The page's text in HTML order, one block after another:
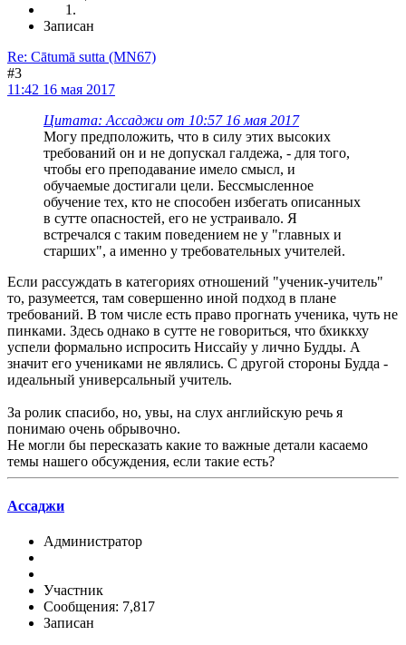
Записан
Re: Cātumā sutta (MN67)
#3
11:42 16 мая 2017
Цитата: Ассаджи от 10:57 16 мая 2017
Могу предположить, что в силу этих высоких
требований он и не допускал галдежа, - для того,
чтобы его преподавание имело смысл, и
обучаемые достигали цели. Бессмысленное
обучение тех, кто не способен избегать описанных
в сутте опасностей, его не устраивало. Я
встречался с таким поведением не у "главных и
старших", а именно у требовательных учителей.
Если рассуждать в категориях отношений "ученик-учитель"
то, разумеется, там совершенно иной подход в плане
требований. В том числе есть право прогнать ученика, чуть не
пинками. Здесь однако в сутте не говориться, что бхиккху
успели формально испросить Ниссайу у лично Будды. А
значит его учениками не являлись. С другой стороны Будда -
идеальный универсальный учитель.
За ролик спасибо, но, увы, на слух английскую речь я
понимаю очень обрывочно.
Не могли бы пересказать какие то важные детали касаемо
темы нашего обсуждения, если такие есть?
Ассаджи
Администратор
Участник
Сообщения: 7,817
Записан